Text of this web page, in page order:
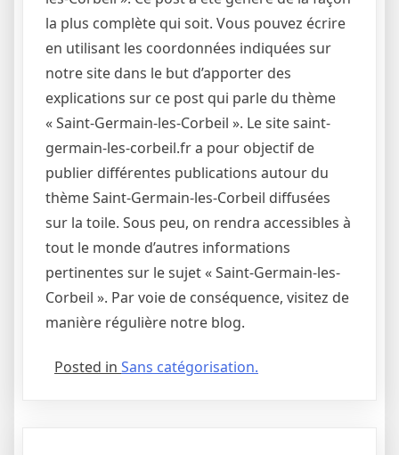
la plus complète qui soit. Vous pouvez écrire
en utilisant les coordonnées indiquées sur
notre site dans le but d’apporter des
explications sur ce post qui parle du thème
« Saint-Germain-les-Corbeil ». Le site saint-
germain-les-corbeil.fr a pour objectif de
publier différentes publications autour du
thème Saint-Germain-les-Corbeil diffusées
sur la toile. Sous peu, on rendra accessibles à
tout le monde d’autres informations
pertinentes sur le sujet « Saint-Germain-les-
Corbeil ». Par voie de conséquence, visitez de
manière régulière notre blog.
Posted in Sans catégorisation.